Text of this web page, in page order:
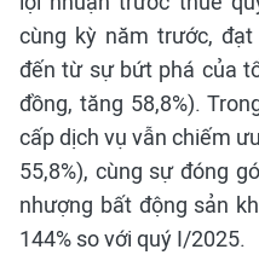
cùng kỳ năm trước,
đến từ sự bứt phá của
đồng, tăng 58,8%).
cấp dịch vụ vẫn chiếm
55,8%), cùng sự đóng
nhượng bất động sản
144% so với quý I/2025.